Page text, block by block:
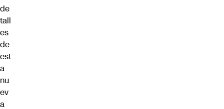
de
tall
es
de
est
a
nu
ev
a